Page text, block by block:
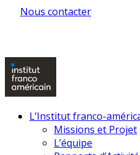
Nous contacter
L’Institut franco-
Missions et Projet
L’équipe